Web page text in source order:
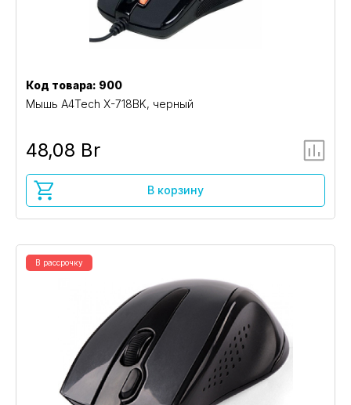
Код товара: 900
Мышь A4Tech X-718BK, черный
48,08 Br
В корзину
В рассрочку